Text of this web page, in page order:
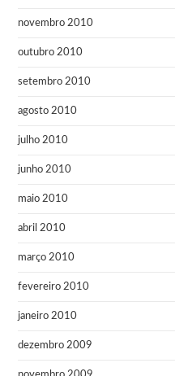
novembro 2010
outubro 2010
setembro 2010
agosto 2010
julho 2010
junho 2010
maio 2010
abril 2010
março 2010
fevereiro 2010
janeiro 2010
dezembro 2009